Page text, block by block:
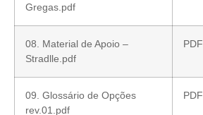
Gregas.pdf
08. Material de Apoio –
Stradlle.pdf
PDF
09. Glossário de Opções
rev.01.pdf
PDF